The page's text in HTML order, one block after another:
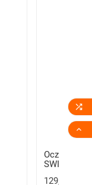
Oczko
SWITCH
129,00 zł

